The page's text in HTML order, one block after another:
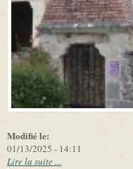
Modifié le:
01/13/2025 - 14:11
Lire la suite ...